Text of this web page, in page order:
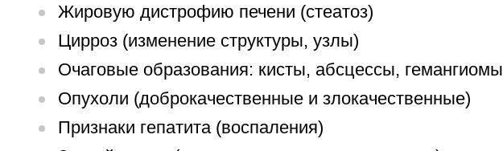
Жировую дистрофию печени (стеатоз)
Цирроз (изменение структуры, узлы)
Очаговые образования: кисты, абсцессы, гемангиомы
Опухоли (доброкачественные и злокачественные)
Признаки гепатита (воспаления)